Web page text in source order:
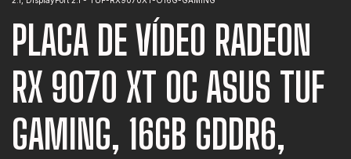
PLACA DE VÍDEO RADEON
RX 9070 XT OC ASUS TUF
GAMING, 16GB GDDR6,